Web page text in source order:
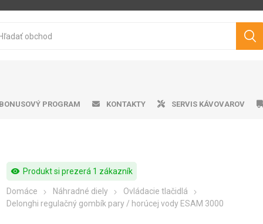
pražená káva Značková káva
kávovary Pákové kávovary
ku kávovarom Peniče mlieka
na vodu Výrobník mliečnej peny
professional Čistiace prostriedky
Cukry Darčekové predmety
Philips Saeco Dr.Coffee
BONUSOVÝ PROGRAM KONTAKTY SERVIS KÁVOVAROV
visibility Produkt si prezerá 1 zákazník
Domáce Náhradné diely
Ovládacie tlačidlá
Delonghi regulačný gombík pary / horúcej vody ESAM 3000